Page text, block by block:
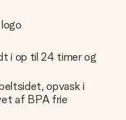
i op til 24 timer og
opvask i
af BPA frie